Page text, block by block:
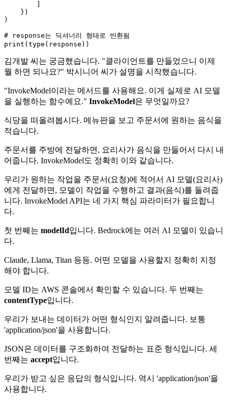
    })
)
# response는 딕셔너리 형태로 반환됨
print ( type
김개발 씨는 궁금했습니다. "클라이언트를 만들었으니 이제
뭘 하면 되나요?" 박시니어 씨가 설명을 시작했습니다.
"InvokeModel이라는 메서드를 사용해요. 이게 실제로 AI 모델
을 실행하는 함수예요." InvokeModel은 무엇일까요?
식당을 떠올려봅시다. 메뉴판을 보고 주문서에 원하는 음식을
적습니다.
주문서를 주방에 전달하면, 요리사가 음식을 만들어서 다시 내
어줍니다. InvokeModel도 정확히 이와 같습니다.
우리가 원하는 작업을 주문서(요청)에 적어서 AI 모델(요리사)
에게 전달하면, 모델이 작업을 수행하고 결과(음식)를 돌려줍
니다. InvokeModel API는 네 가지 핵심 파라미터가 필요합니
다.
첫 번째는 modelId입니다. Bedrock에는 여러 AI 모델이 있습니
다.
Claude, Llama, Titan 등등. 어떤 모델을 사용할지 정확히 지정
해야 합니다.
모델 ID는 AWS 콘솔에서 확인할 수 있습니다. 두 번째는
contentType입니다.
우리가 보내는 데이터가 어떤 형식인지 알려줍니다. 보통
'application/json'을 사용합니다.
JSON은 데이터를 구조화하여 전달하는 표준 형식입니다. 세
번째는 accept입니다.
우리가 받고 싶은 응답의 형식입니다. 역시 'application/json'을
사용합니다.